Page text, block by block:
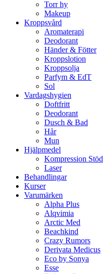
Torr hy
Makeup
Kroppsvård
Aromaterapi
Deodorant
Händer & Fötter
Kroppslotion
Kroppsolja
Parfym & EdT
Sol
Vardagshygien
Doftfritt
Deodorant
Dusch & Bad
Hår
Mun
Hjälpmedel
Kompression Stöd
Laser
Behandlingar
Kurser
Varumärken
Alpha Plus
Alqvimia
Arctic Med
Beachkind
Crazy Rumors
Derivata Medicus
Eco by Sonya
Esse